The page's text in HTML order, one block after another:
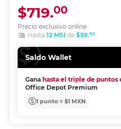
Precio exclusivo online
$719.00
Hasta 12 MSI de $59.92
Saldo Wallet
Gana hasta el triple de puntos
Office Depot Premium
1 punto = $1 MXN